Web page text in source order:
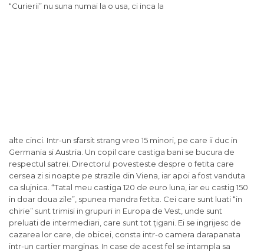
“Curierii” nu suna numai la o usa, ci inca la
alte cinci. Intr-un sfarsit strang vreo 15 minori, pe care ii duc in
Germania si Austria. Un copil care castiga bani se bucura de
respectul satrei. Directorul povesteste despre o fetita care
cersea zi si noapte pe strazile din Viena, iar apoi a fost vanduta
ca slujnica. “Tatal meu castiga 120 de euro luna, iar eu castig 150
in doar doua zile”, spunea mandra fetita. Cei care sunt luati “in
chirie” sunt trimisi in grupuri in Europa de Vest, unde sunt
preluati de intermediari, care sunt tot țigani. Ei se ingrijesc de
cazarea lor care, de obicei, consta intr-o camera darapanata
intr-un cartier marginas. In case de acest fel se intampla sa